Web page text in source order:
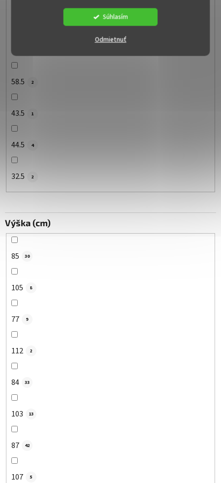
Odmietnuť
Súhlasím
60
58.5 2
43.5 1
44.5 4
32.5 2
Výška (cm)
85 30
105 8
77 9
112 2
84 33
103 13
87 42
107 5